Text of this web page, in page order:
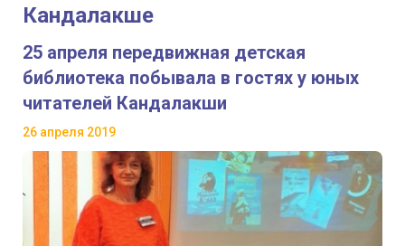
Кандалакше
25 апреля передвижная детская
библиотека побывала в гостях у юных
читателей Кандалакши
26 апреля 2019